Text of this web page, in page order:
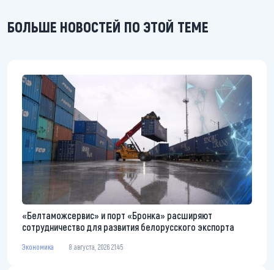
БОЛЬШЕ НОВОСТЕЙ ПО ЭТОЙ ТЕМЕ
«Белтаможсервис» и порт «Бронка» расширяют
сотрудничество для развития белорусского экспорта
Экономика 8 августа, 2026 21:45